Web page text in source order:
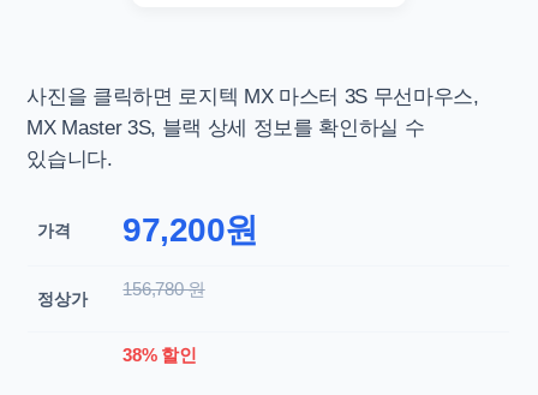
사진을 클릭하면 로지텍 MX 마스터 3S 무선마우스,
MX Master 3S, 블랙 상세 정보를 확인하실 수
있습니다.
가격 97,200원
정상가 156,780 원
38% 할인